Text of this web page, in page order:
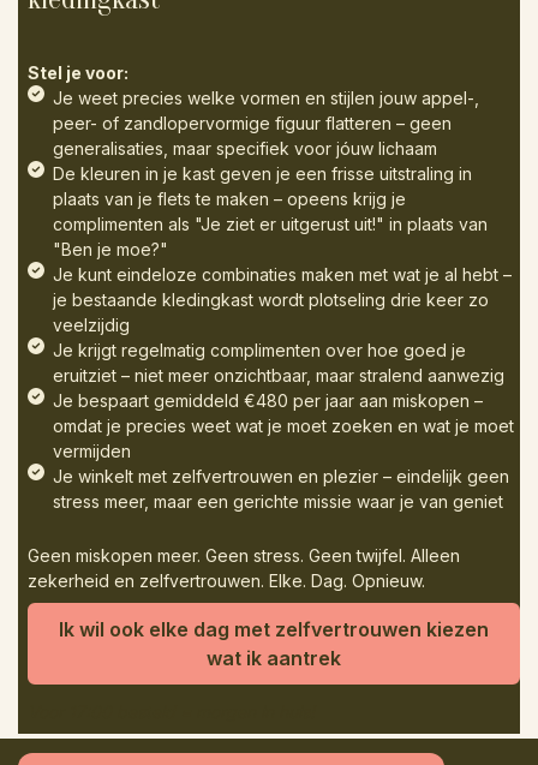
Stel je voor:
Je weet precies welke vormen en stijlen jouw appel-,
peer- of zandlopervormige figuur flatteren – geen
generalisaties, maar specifiek voor jóuw lichaam
De kleuren in je kast geven je een frisse uitstraling in
plaats van je flets te maken – opeens krijg je
complimenten als "Je ziet er uitgerust uit!" in plaats van
"Ben je moe?"
Je kunt eindeloze combinaties maken met wat je al hebt –
je bestaande kledingkast wordt plotseling drie keer zo
veelzijdig
Je krijgt regelmatig complimenten over hoe goed je
eruitziet – niet meer onzichtbaar, maar stralend aanwezig
Je bespaart gemiddeld €480 per jaar aan miskopen –
omdat je precies weet wat je moet zoeken en wat je moet
vermijden
Je winkelt met zelfvertrouwen en plezier – eindelijk geen
stress meer, maar een gerichte missie waar je van geniet
Geen miskopen meer. Geen stress. Geen twijfel. Alleen
zekerheid en zelfvertrouwen. Elke. Dag. Opnieuw.
Ik wil ook elke dag met zelfvertrouwen kiezen
wat ik aantrek